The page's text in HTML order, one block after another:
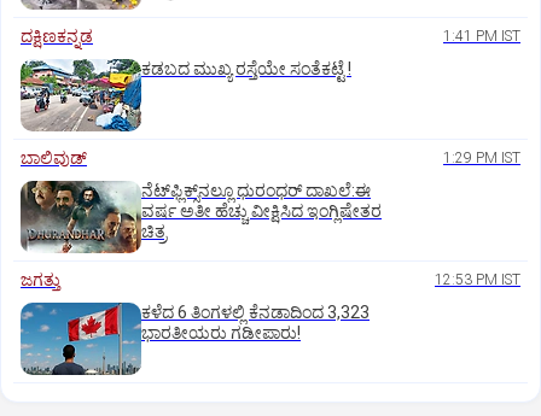
ದಕ್ಷಿಣಕನ್ನಡ 1:41 PM IST
ಕಡಬದ ಮುಖ್ಯ ರಸ್ತೆಯೇ ಸಂತೆಕಟ್ಟೆ !
ಬಾಲಿವುಡ್‌ 1:29 PM IST
ನೆಟ್‌ಫ್ಲಿಕ್ಸ್‌ನಲ್ಲೂ ಧುರಂಧರ್‌ ದಾಖಲೆ:ಈ
ವರ್ಷ ಅತೀ ಹೆಚ್ಚು ವೀಕ್ಷಿಸಿದ ಇಂಗ್ಲಿಷೇತರ
ಚಿತ್ರ
ಜಗತ್ತು 12:53 PM IST
ಕಳೆದ 6 ತಿಂಗಳಲ್ಲಿ ಕೆನಡಾದಿಂದ 3,323
ಭಾರತೀಯರು ಗಡೀಪಾರು!